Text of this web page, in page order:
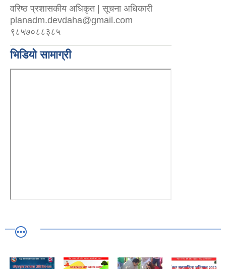
वरिष्ठ प्रशासकीय अधिकृत | सूचना अधिकारी
planadm.devdaha@gmail.com
९८५७०८८३८५
भिडियो सामाग्री